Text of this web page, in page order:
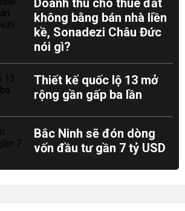
Doanh thu cho thuê đất
không bằng bán nhà liền
kề, Sonadezi Châu Đức
nói gì?
Thiết kế quốc lộ 13 mở
rộng gần gấp ba lần
Bắc Ninh sẽ đón dòng
vốn đầu tư gần 7 tỷ USD